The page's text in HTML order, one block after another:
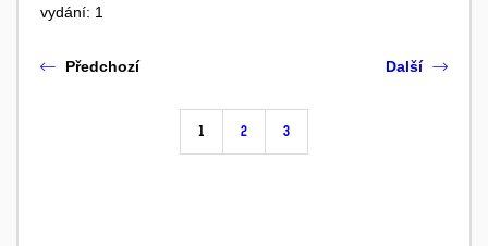
vydání: 1
Předchozí
1 2 3
Další